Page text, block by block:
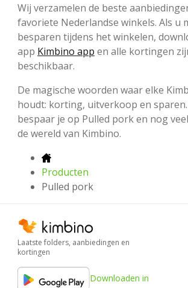
Wij verzamelen de beste
favoriete Nederlandse winkels. Als u
besparen tijdens het winkelen,
app Kimbino app en alle kortingen
beschikbaar.
De magische woorden waar elke
houdt: korting, uitverkoop en
bespaar je op Pulled pork en nog
de wereld van Kimbino.
Producten
Pulled pork
Laatste folders, aanbiedingen en
kortingen
Downloaden in